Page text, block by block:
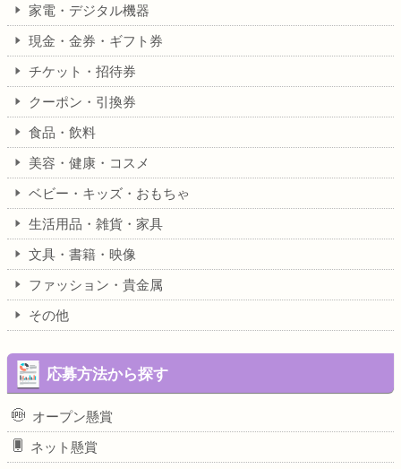
家電・デジタル機器
現金・金券・ギフト券
チケット・招待券
クーポン・引換券
食品・飲料
美容・健康・コスメ
ベビー・キッズ・おもちゃ
生活用品・雑貨・家具
文具・書籍・映像
ファッション・貴金属
その他
応募方法から探す
オープン懸賞
ネット懸賞